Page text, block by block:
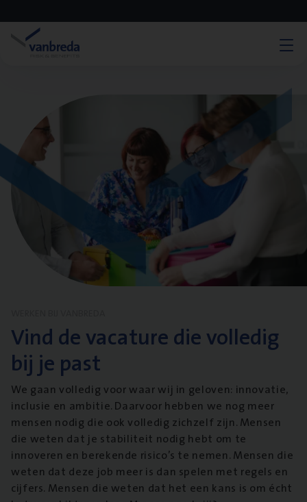
Vind de vacature die volledig
bij je past
We gaan volledig voor waar wij in geloven: innovatie,
inclusie en ambitie. Daarvoor hebben we nog meer
mensen nodig die ook volledig zichzelf zijn. Mensen
die weten dat je stabiliteit nodig hebt om te
innoveren en berekende risico’s te nemen. Mensen die
weten dat deze job meer is dan spelen met regels en
cijfers. Mensen die weten dat het een kans is om écht